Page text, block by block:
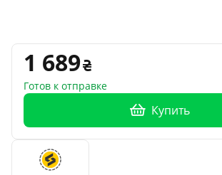
1 689
Готов к отправке
Купить